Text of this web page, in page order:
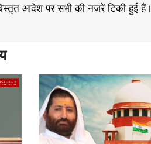
आदेश पर सभी की नजरें टिकी हुई हैं।